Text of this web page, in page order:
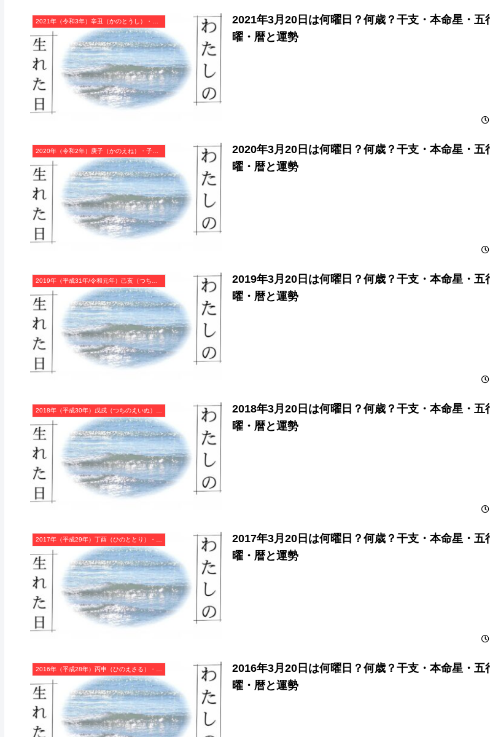
2021年3月20日は何曜日？何歳？干支・本命星・五
曜・暦と運勢
2020年（令和2年）庚子（かのえね）・子年（ねずみ年）カレンダー（月曜はじまり）
2020年3月20日は何曜日？何歳？干支・本命星・五
曜・暦と運勢
2019年3月20日は何曜日？何歳？干支・本命星・五
曜・暦と運勢
2018年3月20日は何曜日？何歳？干支・本命星・五
曜・暦と運勢
2017年（平成29年）丁酉（ひのととり）・酉年（とり年）カレンダー（月曜はじまり）
2017年3月20日は何曜日？何歳？干支・本命星・五
曜・暦と運勢
2016年（平成28年）丙申（ひのえさる）・申年（さる年）カレンダー（月曜はじまり）
2016年3月20日は何曜日？何歳？干支・本命星・五
曜・暦と運勢